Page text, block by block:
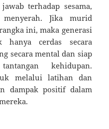
terhadap sesama,
menyerah. Jika murid
ini, maka generasi
hanya cerdas secara
secara mental dan siap
kehidupan.
melalui latihan dan
dampak positif dalam